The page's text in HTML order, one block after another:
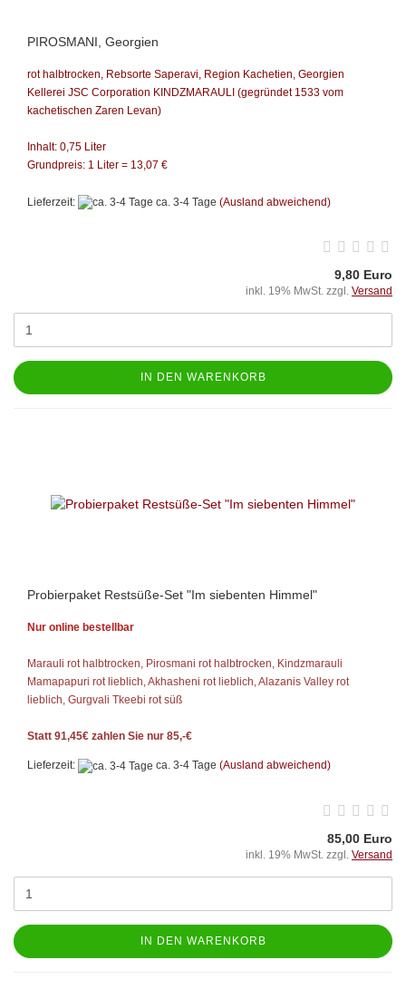
PIROSMANI, Georgien
rot halbtrocken, Rebsorte Saperavi, Region Kachetien, Georgien
Kellerei JSC Corporation KINDZMARAULI (gegründet 1533 vom
kachetischen Zaren Levan)
Inhalt: 0,75 Liter
Grundpreis: 1 Liter = 13,07 €
Lieferzeit: ca. 3-4 Tage (Ausland abweichend)
9,80 Euro
inkl. 19% MwSt. zzgl. Versand
IN DEN WARENKORB
Probierpaket Restsüße-Set "Im siebenten Himmel"
Nur online bestellbar
Marauli rot halbtrocken, Pirosmani rot halbtrocken, Kindzmarauli
Mamapapuri rot lieblich, Akhasheni rot lieblich, Alazanis Valley rot
lieblich, Gurgvali Tkeebi rot süß
Statt 91,45€ zahlen Sie nur 85,-€
Lieferzeit: ca. 3-4 Tage (Ausland abweichend)
85,00 Euro
inkl. 19% MwSt. zzgl. Versand
IN DEN WARENKORB